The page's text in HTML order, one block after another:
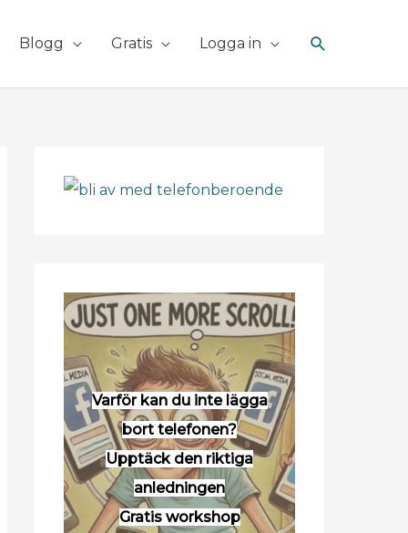
Blogg Gratis Logga in Sök
Varför kan du inte lägga
bort telefonen?
Upptäck den riktiga
anledningen
Gratis workshop